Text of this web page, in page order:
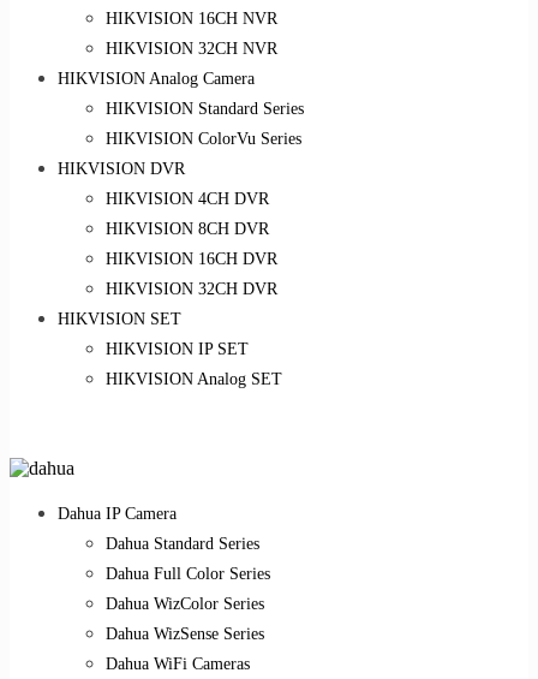
HIKVISION 16CH NVR
HIKVISION 32CH NVR
HIKVISION Analog Camera
HIKVISION Standard Series
HIKVISION ColorVu Series
HIKVISION DVR
HIKVISION 4CH DVR
HIKVISION 8CH DVR
HIKVISION 16CH DVR
HIKVISION 32CH DVR
HIKVISION SET
HIKVISION IP SET
HIKVISION Analog SET
Dahua IP Camera
Dahua Standard Series
Dahua Full Color Series
Dahua WizColor Series
Dahua WizSense Series
Dahua WiFi Cameras